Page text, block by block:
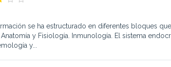
se ha estructurado en diferentes bloques
y Fisiología. Inmunología. El sistema
y...